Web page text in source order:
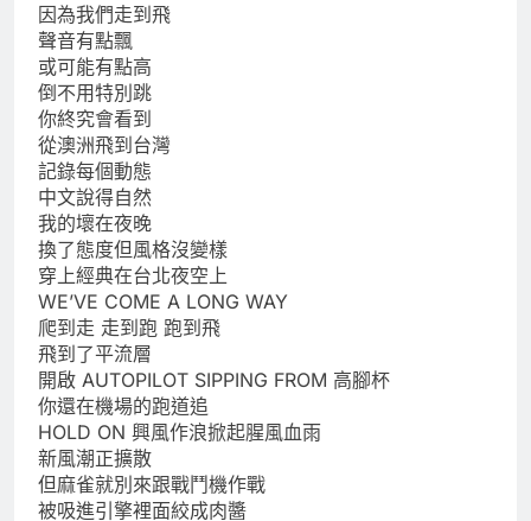
因為我們走到飛
聲音有點飄
或可能有點高
倒不用特別跳
你終究會看到
從澳洲飛到台灣
記錄每個動態
中文說得自然
我的壞在夜晚
換了態度但風格沒變樣
穿上經典在台北夜空上
WE’VE COME A LONG WAY
爬到走 走到跑 跑到飛
飛到了平流層
開啟 AUTOPILOT SIPPING FROM 高腳杯
你還在機場的跑道追
HOLD ON 興風作浪掀起腥風血雨
新風潮正擴散
但麻雀就別來跟戰鬥機作戰
被吸進引擎裡面絞成肉醬